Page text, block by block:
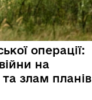
операції:
на
злам планів